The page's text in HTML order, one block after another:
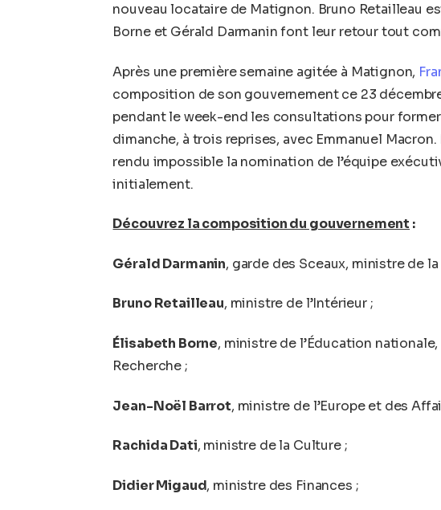
nouveau locataire de Matignon. Bruno Retailleau
Borne et Gérald Darmanin font leur retour tout
Après une première semaine agitée à Matignon,
composition de son gouvernement ce 23
pendant le week-end les consultations pour
dimanche, à trois reprises, avec Emmanuel Macron.
rendu impossible la nomination de l’équipe
initialement.
Découvrez la composition du gouvernement :
Gérald Darmanin, garde des Sceaux, ministre de
Bruno Retailleau, ministre de l’Intérieur ;
Élisabeth Borne, ministre de l’Éducation
Recherche ;
Jean-Noël Barrot, ministre de l’Europe et des
Rachida Dati, ministre de la Culture ;
Didier Migaud, ministre des Finances ;